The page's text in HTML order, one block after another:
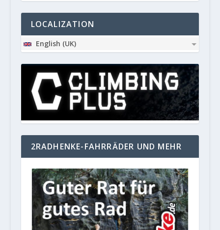
LOCALIZATION
English (UK)
2RADHENKE-FAHRRÄDER UND MEHR